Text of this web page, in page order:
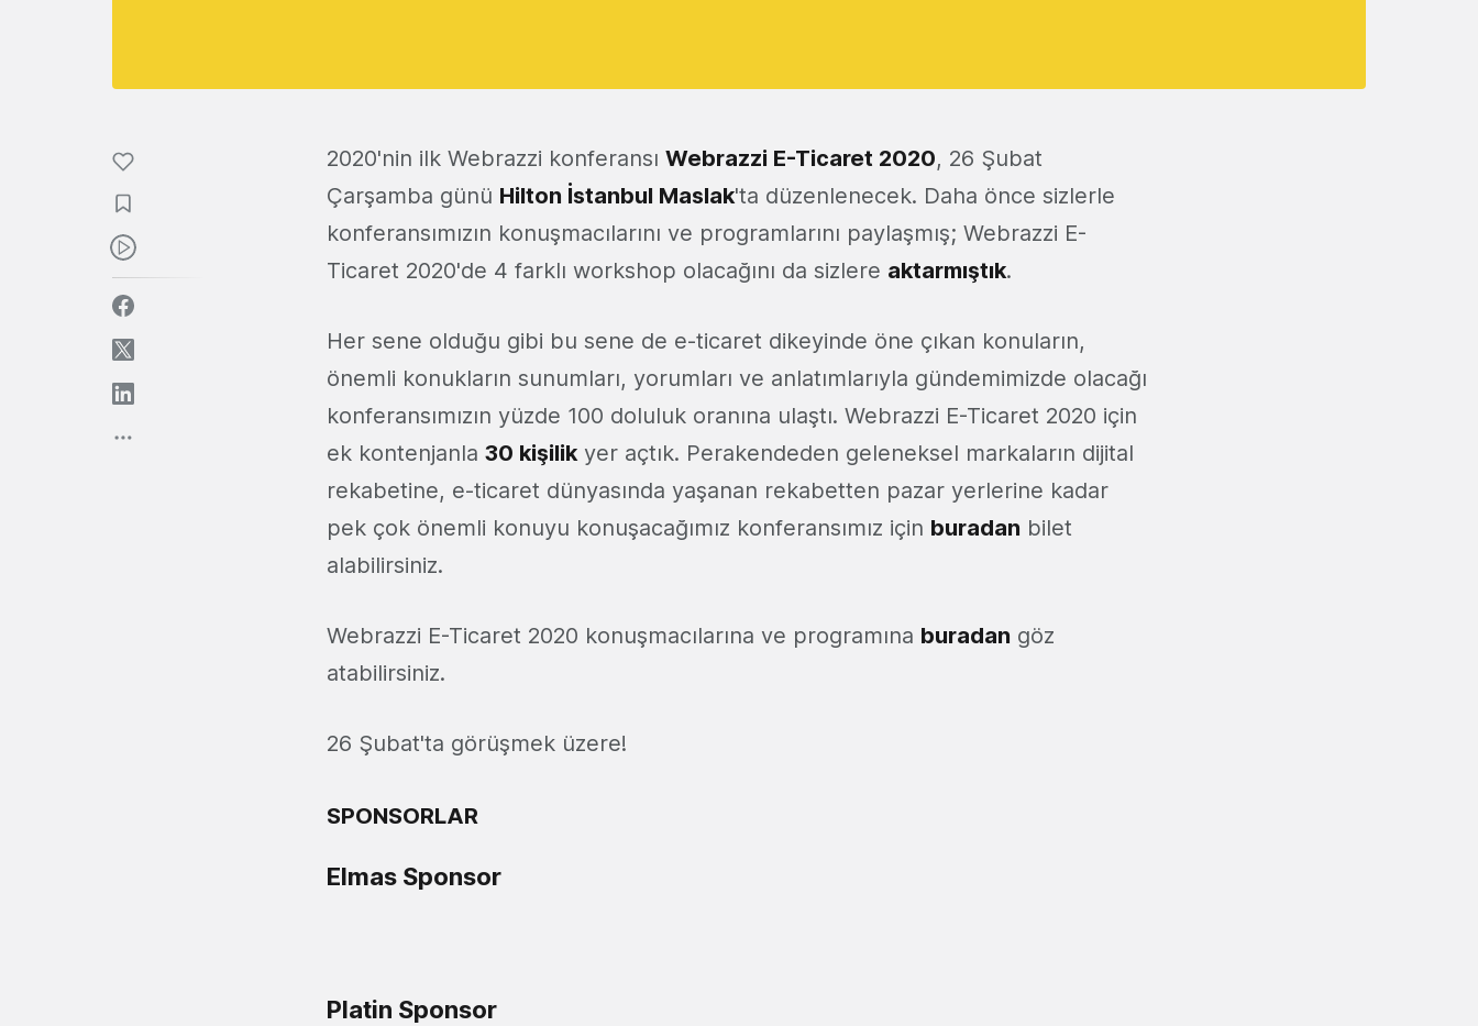
2020'nin ilk Webrazzi konferansı Webrazzi E-Ticaret 2020, 26 Şubat
Çarşamba günü Hilton İstanbul Maslak'ta düzenlenecek. Daha önce sizlerle
konferansımızın konuşmacılarını ve programlarını paylaşmış; Webrazzi E-
Ticaret 2020'de 4 farklı workshop olacağını da sizlere aktarmıştık.
Her sene olduğu gibi bu sene de e-ticaret dikeyinde öne çıkan konuların,
önemli konukların sunumları, yorumları ve anlatımlarıyla gündemimizde olacağı
konferansımızın yüzde 100 doluluk oranına ulaştı. Webrazzi E-Ticaret 2020 için
ek kontenjanla 30 kişilikyer açtık. Perakendeden geleneksel markaların dijital
rekabetine, e-ticaret dünyasında yaşanan rekabetten pazar yerlerine kadar
pek çok önemli konuyu konuşacağımız konferansımız için buradan bilet
alabilirsiniz.
Webrazzi E-Ticaret 2020 konuşmacılarına ve programına buradan göz
atabilirsiniz.
26 Şubat'ta görüşmek üzere!
SPONSORLAR
Elmas Sponsor
Platin Sponsor